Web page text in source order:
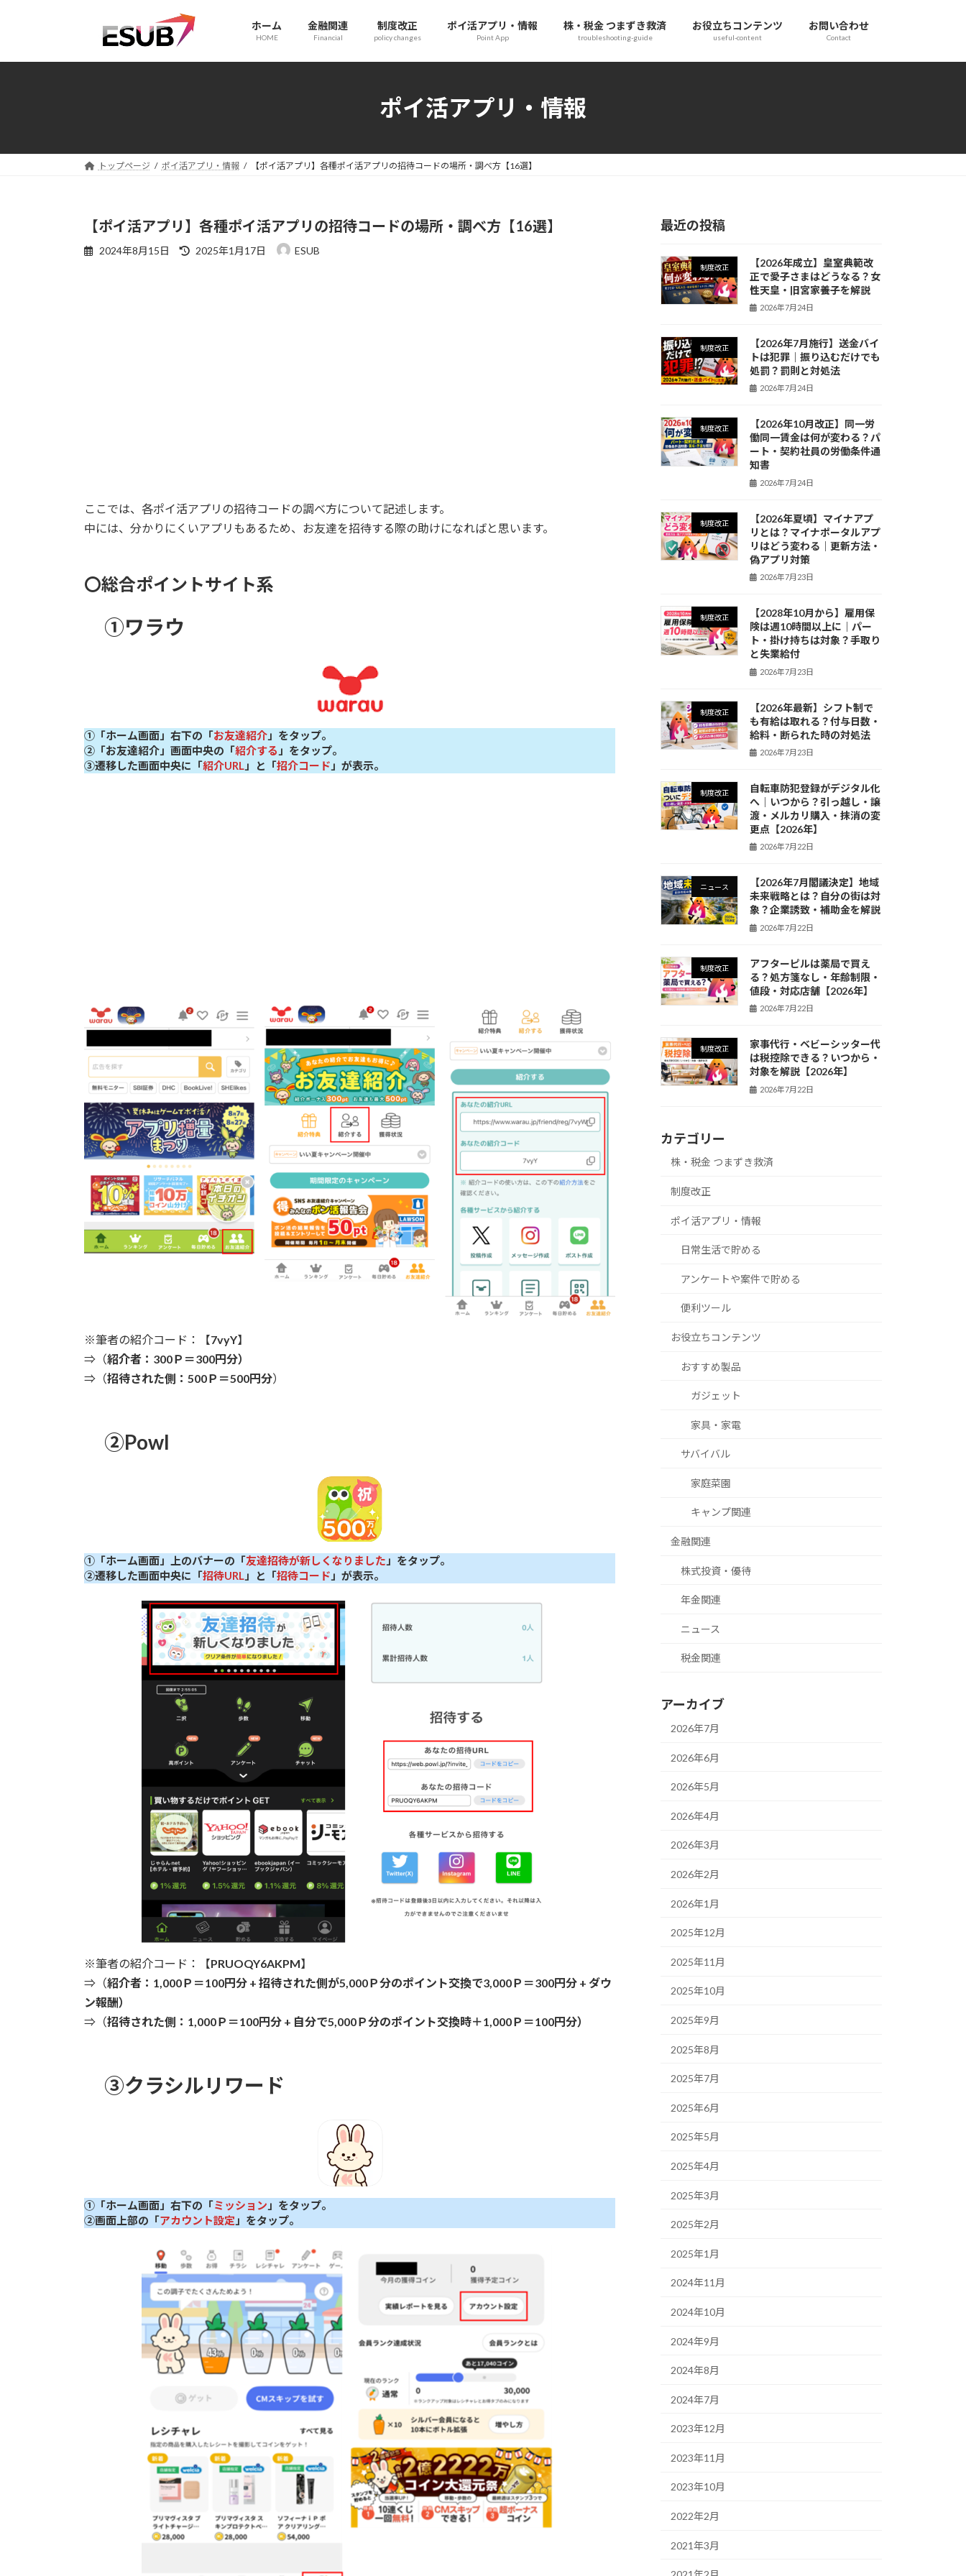
ン
ー
ホーム
HOME
金融関連
Financial
制度改正
policy changes
ポイ活アプリ・情報
Point App
株・税金 つまずき救済
troubleshooting-guide
お役立ちコンテンツ
useful-content
お問い合わせ
Contact
ポイ活アプリ・情報
トップページ ポイ活アプリ・情報 【ポイ活アプリ】各種ポイ活アプリの招待コードの場所・調べ方【16選】
【ポイ活アプリ】各種ポイ活アプリの招待コードの場所・調べ方【16選】
2024年8月15日
最
2025年1月17日 ESUB
ここでは、各ポイ活アプリの招待コードの調べ方について記述します。
中には、分かりにくいアプリもあるため、お友達を招待する際の助けになればと思います。
〇総合ポイントサイト系
①ワラウ
①「ホーム画面」右下の「お友達紹介 」をタップ。
②「お友達紹介」画面中央の「紹介する 」をタップ。
③遷移した画面中央に「紹介URL 」と「招介コード 」が表示。
※筆者の紹介コード：【7vyY】
⇒（紹介者：300Ｐ＝300円分）
⇒（招待された側：500Ｐ＝500円分）
②Powl
①「ホーム画面」上のバナーの「友達招待が新しくなりました 」をタップ。
②遷移した画面中央に「招待URL 」と「招待コード 」が表示。
※筆者の紹介コード：【PRUOQY6AKPM】
⇒（紹介者：1,000Ｐ＝100円分 + 招待された側が5,000Ｐ分のポイント交換で3,000Ｐ＝300円分 + ダウ
ン報酬）
⇒（招待された側：1,000Ｐ＝100円分 + 自分で5,000Ｐ分のポイント交換時＋1,000Ｐ＝100円分）
③クラシルリワード
①「ホーム画面」右下の「ミッション 」をタップ。
②画面上部の「アカウント設定 」をタップ。
最近の投稿
制度改正
【2026年成立】皇室典範改
正で愛子さまはどうなる？女
性天皇・旧宮家養子を解説
2026年7月24日
制度改正
【2026年7月施行】送金バイ
トは犯罪｜振り込むだけでも
処罰？罰則と対処法
2026年7月24日
制度改正
【2026年10月改正】同一労
働同一賃金は何が変わる？パ
ート・契約社員の労働条件通
知書
2026年7月24日
制度改正
【2026年夏頃】マイナアプ
リとは？マイナポータルアプ
リはどう変わる｜更新方法・
偽アプリ対策
2026年7月23日
制度改正
【2028年10月から】雇用保
険は週10時間以上に｜パー
ト・掛け持ちは対象？手取り
と失業給付
2026年7月23日
制度改正
【2026年最新】シフト制で
も有給は取れる？付与日数・
給料・断られた時の対処法
2026年7月23日
制度改正
自転車防犯登録がデジタル化
へ｜いつから？引っ越し・譲
渡・メルカリ購入・抹消の変
更点【2026年】
2026年7月22日
ニュース
【2026年7月閣議決定】地域
未来戦略とは？自分の街は対
象？企業誘致・補助金を解説
2026年7月22日
制度改正
アフターピルは薬局で買え
る？処方箋なし・年齢制限・
値段・対応店舗【2026年】
2026年7月22日
制度改正
家事代行・ベビーシッター代
は税控除できる？いつから・
対象を解説【2026年】
2026年7月22日
カテゴリー
株・税金 つまずき救済
制度改正
ポイ活アプリ・情報
日常生活で貯める
アンケートや案件で貯める
便利ツール
お役立ちコンテンツ
おすすめ製品
ガジェット
家具・家電
サバイバル
家庭菜園
キャンプ関連
金融関連
株式投資・優待
年金関連
ニュース
税金関連
アーカイブ
2026年7月
2026年6月
2026年5月
2026年4月
2026年3月
2026年2月
2026年1月
2025年12月
2025年11月
2025年10月
2025年9月
2025年8月
2025年7月
2025年6月
2025年5月
2025年4月
2025年3月
2025年2月
2025年1月
2024年11月
2024年10月
2024年9月
2024年8月
2024年7月
2023年12月
2023年11月
2023年10月
2022年2月
2021年3月